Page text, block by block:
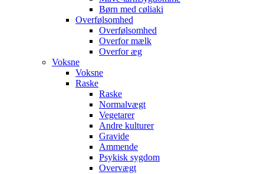
Børn med cøliaki
Overfølsomhed
Overfølsomhed
Overfor mælk
Overfor æg
Voksne
Voksne
Raske
Raske
Normalvægt
Vegetarer
Andre kulturer
Gravide
Ammende
Psykisk sygdom
Overvægt